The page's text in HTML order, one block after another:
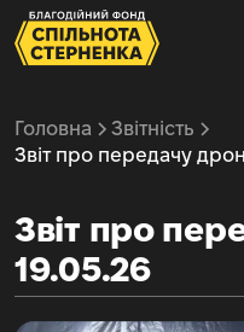
Головна
Звітність
Звіт про передачу
Звіт про
19.05.26